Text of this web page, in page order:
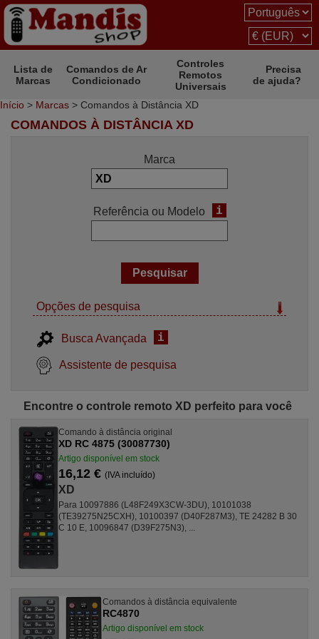
Lista de
Marcas
Comandos de Ar
Condicionado
Controles
Remotos
Universais
Precisa
de ajuda?
Início > Marcas > Comandos à Distância XD
COMANDOS À DISTÂNCIA XD
Marca
Referência ou Modelo i
Opções de pesquisa
Busca Avançada i
Assistente de pesquisa
Encontre o controle remoto XD perfeito para você
Comando à distância original
XD RC 4875 (30087730)
Artigo disponível em stock
16,12 € (IVA incluído)
XD
Para 10097886 (L48F249X3CW-3DU), 10101038
(TE39275N25CXH), 10100397 (D40F287M3), TE 24282 B 30
C 10 E, 10096847 (D39F275N3), ...
Comandos à distância equivalente
RC4870
Artigo disponível em stock